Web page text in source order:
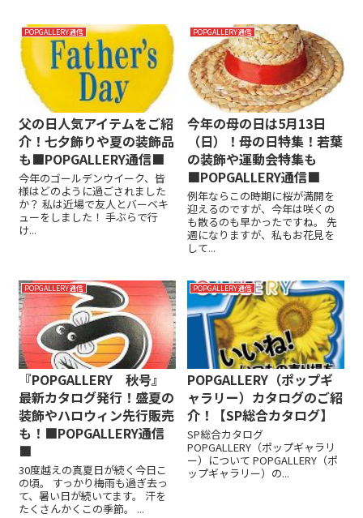
POPGALLERY通信
父の日人気アイテムをご紹
介！七夕飾りや夏の装飾品
も■POPGALLERY通信■
今年のゴールデンウイーク、皆
様はどのように過ごされました
か？ 私は近場で友人とバーベキ
ューをしました！ 手ぶらで行
け...
POPGALLERY通信
今年の母の日は5月13日
（日）！母の日特集！若葉
の装飾や運動会特集も
■POPGALLERY通信■
例年ならこの時期に桜が満開を
迎えるのですが、今年は咲くの
も散るのも早かったですね。 先
週になりますが、私もお花見を
して...
POPGALLERY通信
『POPGALLERY 秋号』
最新カタログ発行！盛夏の
装飾やハロウィン先行販売
も！■POPGALLERY通信
■
30度越えの真夏日が続く今日こ
の頃。 すっかり梅雨も過ぎ去っ
て、暑い日が続いてます。 汗を
たくさんかくこの季節。 ...
POPGALLERY通信
POPGALLERY（ポップギ
ャラリー）カタログのご紹
介！【SP総合カタログ】
SP総合カタログ
POPGALLERY（ポップギャラリ
ー）について POPGALLERY（ポ
ップギャラリー）の...